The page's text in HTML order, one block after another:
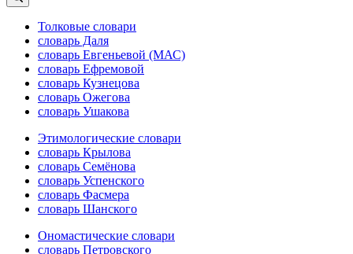
Толковые словари
словарь Даля
словарь Евгеньевой (МАС)
словарь Ефремовой
словарь Кузнецова
словарь Ожегова
словарь Ушакова
Этимологические словари
словарь Крылова
словарь Семёнова
словарь Успенского
словарь Фасмера
словарь Шанского
Ономастические словари
словарь Петровского